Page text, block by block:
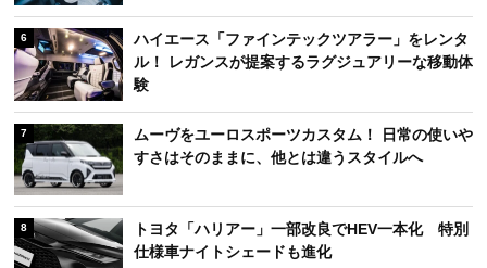
6
ハイエース「ファインテックツアラー」をレンタ
ル！ レガンスが提案するラグジュアリーな移動体
験
7
ムーヴをユーロスポーツカスタム！ 日常の使いや
すさはそのままに、他とは違うスタイルへ
8
トヨタ「ハリアー」一部改良でHEV一本化 特別
仕様車ナイトシェードも進化